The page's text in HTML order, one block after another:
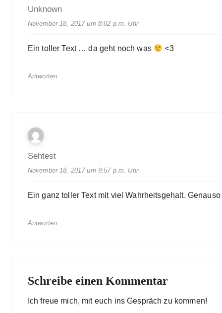
Unknown
November 18, 2017 um 8:02 p.m. Uhr
Ein toller Text … da geht noch was <3
Antworten
Sehtest
November 18, 2017 um 9:57 p.m. Uhr
Ein ganz toller Text mit viel Wahrheitsgehalt.
Antworten
Schreibe einen Kommentar
Ich freue mich, mit euch ins Gespräch zu kommen!